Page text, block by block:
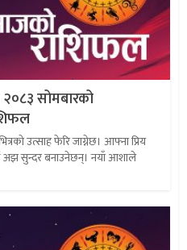
सोमबारको
उत्साह फेरि जाग्नेछ। आफ्ना प्रिय
अझ सुन्दर बनाउनेछन्। नयाँ आशाले